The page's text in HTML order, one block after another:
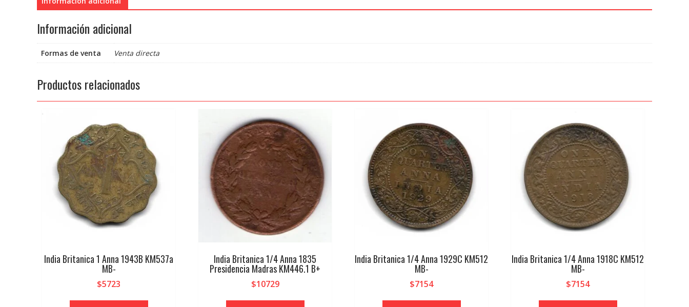
Información adicional
Formas de venta Venta directa
Productos relacionados
India Britanica 1 Anna 1943B KM537a
MB-
$5723
India Britanica 1/4 Anna 1835
Presidencia Madras KM446.1 B+
$10729
India Britanica 1/4 Anna 1929C KM512
MB-
$7154
India Britanica 1/4 Anna 1918C KM512
MB-
$7154